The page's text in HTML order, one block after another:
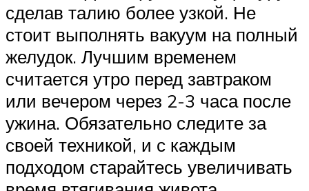
сделав талию более узкой. Не
стоит выполнять вакуум на полный
желудок. Лучшим временем
считается утро перед завтраком
или вечером через 2-3 часа после
ужина. Обязательно следите за
своей техникой, и с каждым
подходом старайтесь увеличивать